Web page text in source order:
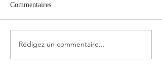
Commentaires
Rédigez un commentaire...